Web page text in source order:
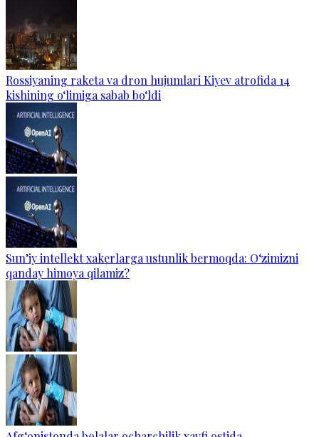
Rossiyaning raketa va dron hujumlari Kiyev atrofida 14
kishining o‘limiga sabab bo‘ldi
Sun’iy intellekt xakerlarga ustunlik bermoqda: O‘zimizni
qanday himoya qilamiz?